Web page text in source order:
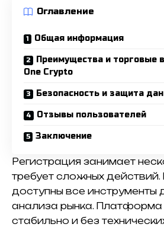
Оглавление
Общая информация
Преимущества и торговые
One Crypto
Безопасность и защита
Отзывы пользователей
Заключение
Регистрация занимает
требует сложных
доступны все инструменты
анализа рынка. Платформа
стабильно и без